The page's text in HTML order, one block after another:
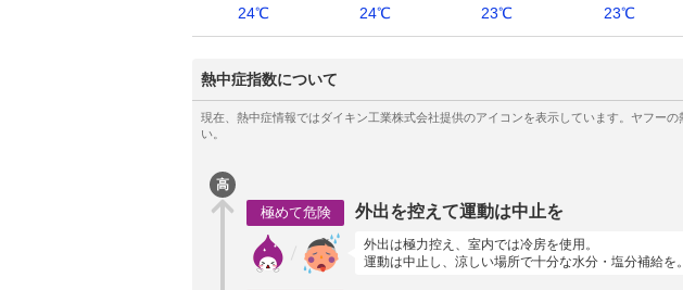
24℃
24℃
23℃
23℃
熱中症指数について
高
極めて危険 外出を控えて運動は中止を
外出は極力控え、室内では冷房を使用。
運動は中止し、涼しい場所で十分な水分・塩分補給を。